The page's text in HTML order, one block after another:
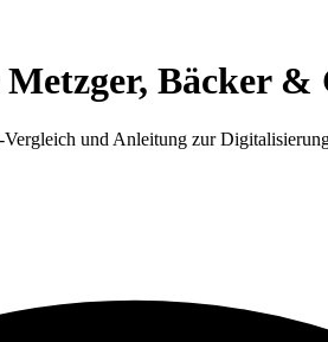
Bäcker &
und Anleitung zur